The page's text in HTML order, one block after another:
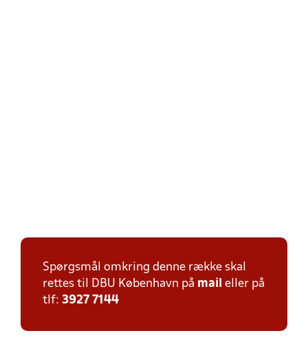
Spørgsmål omkring denne række skal
rettes til DBU København på mail eller på
tlf: 3927 7144